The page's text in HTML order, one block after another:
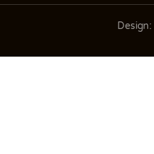
Design: